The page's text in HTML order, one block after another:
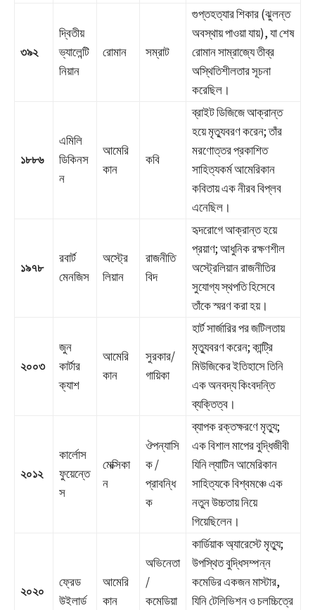
৩৯২
দ্বিতীয়
ভ্যালেন্টি
নিয়ান
রোমান সম্রাট
গুপ্তহত্যার শিকার (ঝুলন্ত
অবস্থায় পাওয়া যায়), যা শেষ
রোমান সাম্রাজ্যে তীব্র
অস্থিতিশীলতার সূচনা
করেছিল।
১৮৮৬
এমিলি
ডিকিনস
ন
আমেরি
কান
কবি
ব্রাইট ডিজিজে আক্রান্ত
হয়ে মৃত্যুবরণ করেন; তাঁর
মরণোত্তর প্রকাশিত
সাহিত্যকর্ম আমেরিকান
কবিতায় এক নীরব বিপ্লব
এনেছিল।
১৯৭৮
রবার্ট
মেনজিস
অস্ট্রে
লিয়ান
রাজনীতি
বিদ
হৃদরোগে আক্রান্ত হয়ে
প্রয়াণ; আধুনিক রক্ষণশীল
অস্ট্রেলিয়ান রাজনীতির
সুযোগ্য স্থপতি হিসেবে
তাঁকে স্মরণ করা হয়।
২০০৩
জুন
কার্টার
ক্যাশ
আমেরি
কান
সুরকার/
গায়িকা
হার্ট সার্জারির পর জটিলতায়
মৃত্যুবরণ করেন; কান্ট্রি
মিউজিকের ইতিহাসে তিনি
এক অনবদ্য কিংবদন্তি
ব্যক্তিত্ব।
২০১২
কার্লোস
ফুয়েন্তে
স
মেক্সিকা
ন
ঔপন্যাসি
ক /
প্রাবন্ধি
ক
ব্যাপক রক্তক্ষরণে মৃত্যু;
এক বিশাল মাপের বুদ্ধিজীবী
যিনি ল্যাটিন আমেরিকান
সাহিত্যকে বিশ্বমঞ্চে এক
নতুন উচ্চতায় নিয়ে
গিয়েছিলেন।
২০২০
ফ্রেড
উইলার্ড
আমেরি
কান
অভিনেতা
/
কমেডিয়া
কার্ডিয়াক অ্যারেস্টে মৃত্যু;
উপস্থিত বুদ্ধিসম্পন্ন
কমেডির একজন মাস্টার,
যিনি টেলিভিশন ও চলচ্চিত্রে